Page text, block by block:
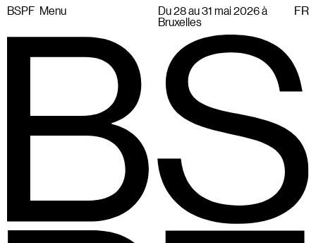
BSPF Menu Du 28 au 31 mai 2026 à
Bruxelles
FR